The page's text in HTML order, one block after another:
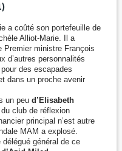
a coûté son portefeuille de
Alliot-Marie. Il a
Premier ministre François
d’autres personnalités
des escapades
dans un proche avenir
un peu d’Elisabeth
club de réflexion
principal n’est autre
MAM a explosé.
général de ce